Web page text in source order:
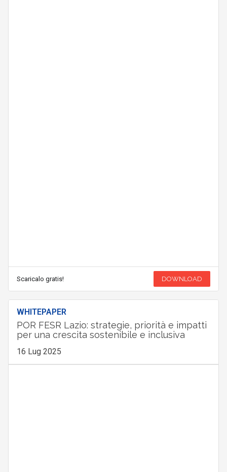
Scaricalo gratis! DOWNLOAD
WHITEPAPER
POR FESR Lazio: strategie, priorità e impatti
per una crescita sostenibile e inclusiva
16 Lug 2025